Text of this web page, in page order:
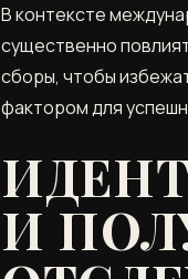
В контексте
существенно
сборы, чтобы
фактором для
И